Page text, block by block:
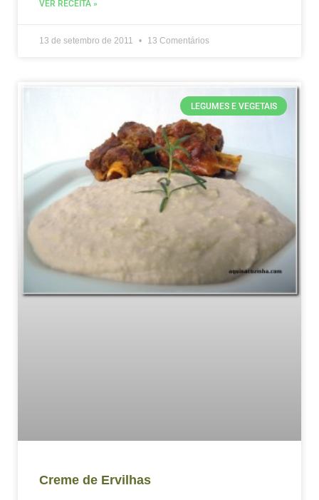
VER RECEITA »
13 de setembro de 2011 13 Comentários
LEGUMES E VEGETAIS
Creme de Ervilhas